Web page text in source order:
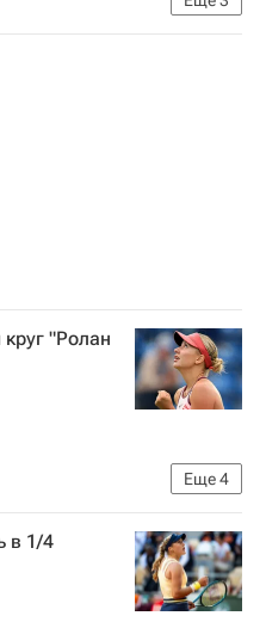
Корнеева
"Ролан
Еще4
Паолини
(WTA)
в 1/4